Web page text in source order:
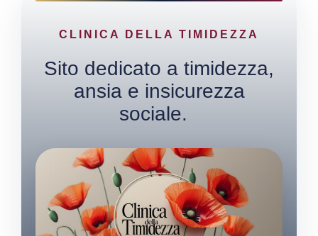
CLINICA DELLA TIMIDEZZA
Sito dedicato a timidezza,
ansia e insicurezza
sociale.